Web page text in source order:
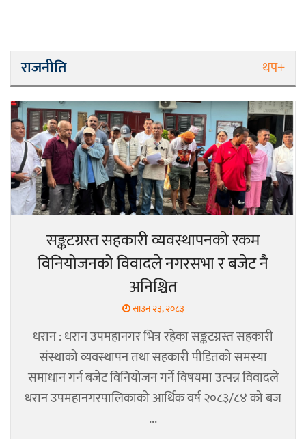
राजनीति थप+
सङ्कटग्रस्त सहकारी व्यवस्थापनको रकम
विनियोजनको विवादले नगरसभा र बजेट नै
अनिश्चित
साउन २३, २०८३
धरान : धरान उपमहानगर भित्र रहेका सङ्कटग्रस्त सहकारी
संस्थाको व्यवस्थापन तथा सहकारी पीडितको समस्या
समाधान गर्न बजेट विनियोजन गर्ने विषयमा उत्पन्न विवादले
धरान उपमहानगरपालिकाको आर्थिक वर्ष २०८३/८४ को बज
...